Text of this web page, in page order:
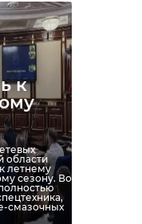
к
области
летнему
сезону. Во
смазочных